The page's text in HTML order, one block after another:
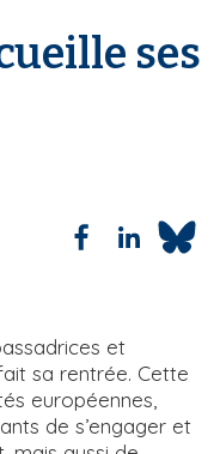
ses
et
sa rentrée. Cette
européennes,
de s’engager et